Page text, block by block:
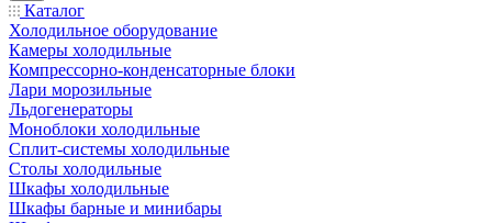
Каталог
Холодильное оборудование
Камеры холодильные
Компрессорно-конденсаторные блоки
Лари морозильные
Льдогенераторы
Моноблоки холодильные
Сплит-системы холодильные
Столы холодильные
Шкафы холодильные
Шкафы барные и минибары